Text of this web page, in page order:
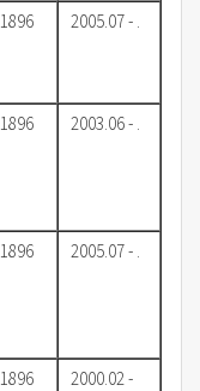
1896 2005.07 - .
1896 2003.06 - .
1896 2005.07 - .
1896
2000.02 -